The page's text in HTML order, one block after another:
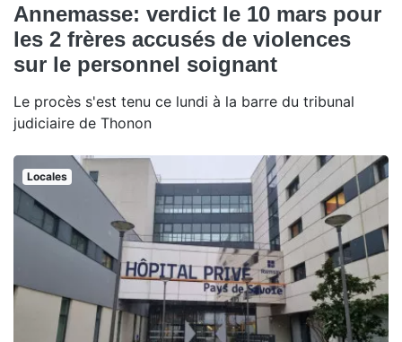
Annemasse: verdict le 10 mars pour
les 2 frères accusés de violences
sur le personnel soignant
Le procès s'est tenu ce lundi à la barre du tribunal
judiciaire de Thonon
Locales